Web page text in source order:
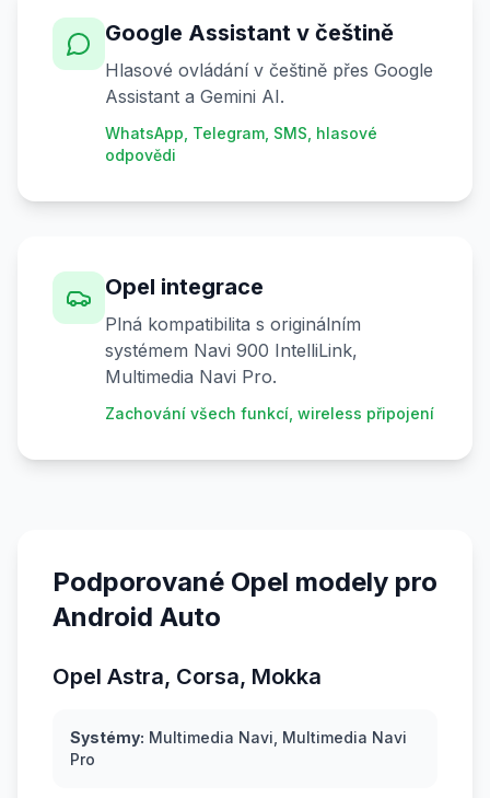
Google Assistant v češtině
Hlasové ovládání v češtině přes Google
Assistant a Gemini AI.
WhatsApp, Telegram, SMS, hlasové
odpovědi
Opel integrace
Plná kompatibilita s originálním
systémem Navi 900 IntelliLink,
Multimedia Navi Pro.
Zachování všech funkcí, wireless připojení
Podporované Opel modely pro
Android Auto
Opel Astra, Corsa, Mokka
Systémy: Multimedia Navi, Multimedia Navi
Pro